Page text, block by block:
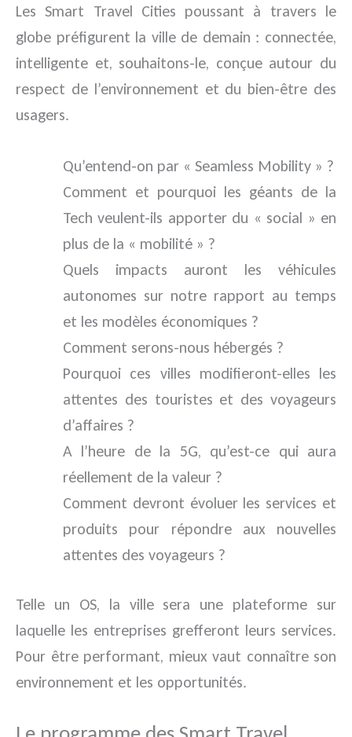
Les Smart Travel Cities poussant à travers le
globe préfigurent la ville de demain : connectée,
intelligente et, souhaitons-le, conçue autour du
respect de l’environnement et du bien-être des
usagers.
Qu’entend-on par « Seamless Mobility » ?
Comment et pourquoi les géants de la
Tech veulent-ils apporter du « social » en
plus de la « mobilité » ?
Quels impacts auront les véhicules
autonomes sur notre rapport au temps
et les modèles économiques ?
Comment serons-nous hébergés ?
Pourquoi ces villes modifieront-elles les
attentes des touristes et des voyageurs
d’affaires ?
A l’heure de la 5G, qu’est-ce qui aura
réellement de la valeur ?
Comment devront évoluer les services et
produits pour répondre aux nouvelles
attentes des voyageurs ?
Telle un OS, la ville sera une plateforme sur
laquelle les entreprises grefferont leurs services.
Pour être performant, mieux vaut connaître son
environnement et les opportunités.